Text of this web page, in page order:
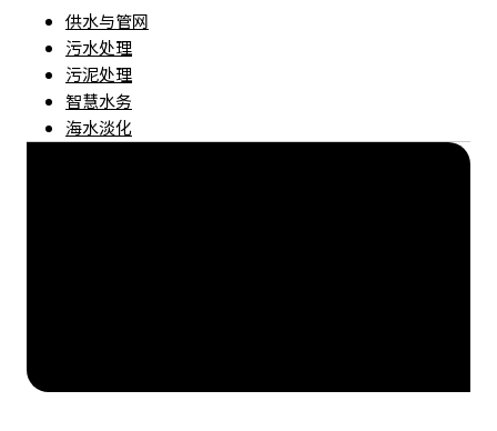
供水与管网
污水处理
污泥处理
智慧水务
海水淡化